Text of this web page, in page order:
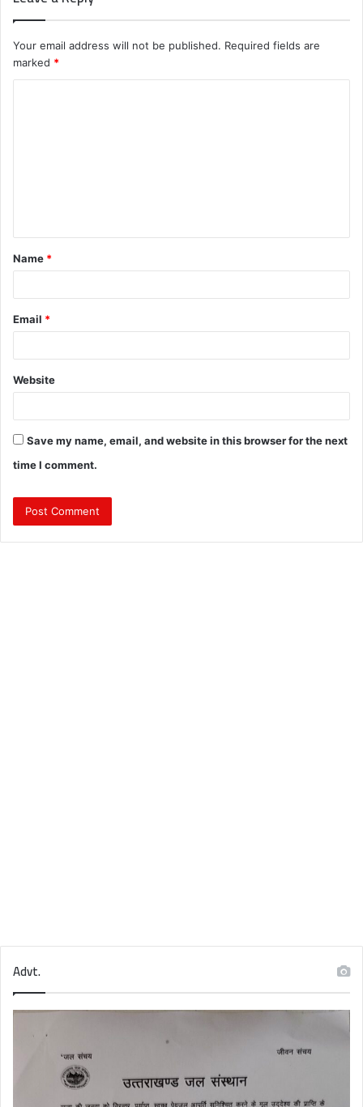
Your email address will not be published. Required fields are
marked *
t
*
Name *
Email *
Website
Save my name, email, and website in this browser for the next
time I comment.
Advt.